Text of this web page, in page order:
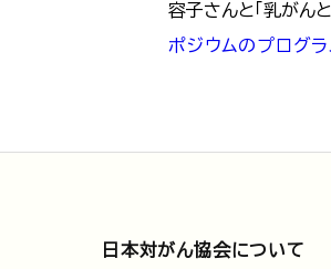
容子さんと「乳がん
ポジウムのプログラ
日本対がん協会について